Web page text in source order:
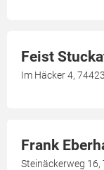
Feist
Im Häcker 4,
Frank
Steinäckerweg